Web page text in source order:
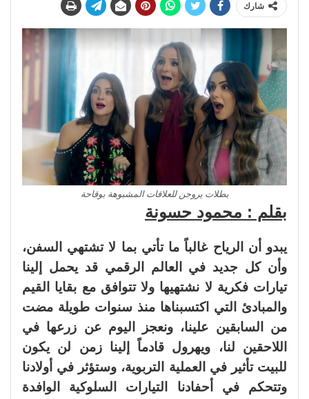
شارك
بطلات يروجن للعلاقات المشبوهة بوقاحة
بقلم : محمود حسونة
يبدو أن الرياح غالباً ما تأتي بما لا تشتهي السفن،
وأن كل جديد في العالم الرقمي قد يحمل إلينا
تيارات فكرية لا نشتهيها ولا تتوافق مع بقايا القيم
والمبادئ التي اكتسبناها منذ سنوات طويلة مضت
من السابقين علينا، ونعجز اليوم عن زرعها في
اللاحقين لنا، ويهرول قادماً إلينا زمن لن يكون
للبيت تأثير في العملية التربوية، وستؤثر في أولادنا
وتتحكم في أحفادنا التيارات السلوكية الوافدة